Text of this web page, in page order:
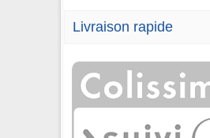
Livraison rapide